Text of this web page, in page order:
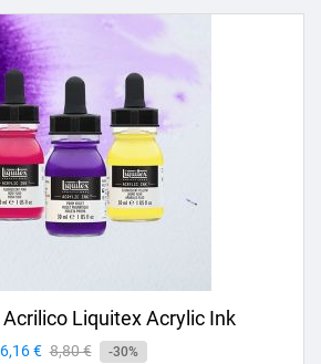
Liquitex Acrylic Ink
Prezzo
6,16 € Prezzo
8,80 € -30%